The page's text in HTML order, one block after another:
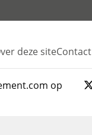
deze siteContact
op